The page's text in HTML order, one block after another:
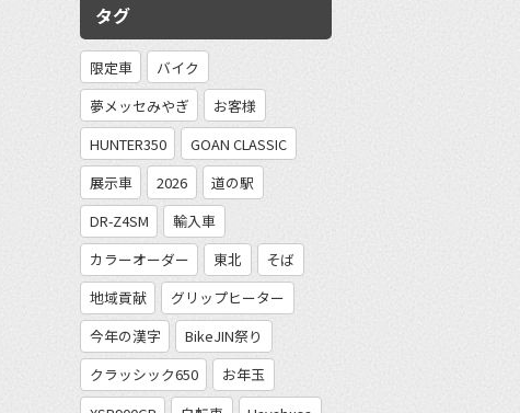
タグ
限定車
バイク
夢メッセみやぎ
お客様
HUNTER350
GOAN CLASSIC
展示車
2026
道の駅
DR-Z4SM
輸入車
カラーオーダー
東北
そば
地域貢献
グリップヒーター
今年の漢字
BikeJIN祭り
クラッシック650
お年玉